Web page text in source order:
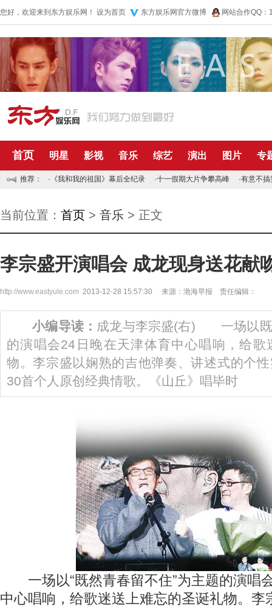
您好，欢迎来到东方娱乐网！ 设为首页 东方娱乐网官方微博 网站合作QQ
首页 明星 影视 音乐 综艺 演出 图片 专
推荐： · 《我和我的祖国》幕后全纪录 ·十一假期大片争攀高峰 ·有意不搞
当前位置： 首页 > 音乐 > 正文
李宗盛开演唱会 成龙现身送花献
http://www.eastyule.com 2013-12-28 15:57:30 来源：渤海早报 责任编辑：
小编导读： 成龙与李宗盛(右) 一场以既
的演唱会24日晚在天津体育中心唱响，给歌
物。李宗盛以娴熟的吉他弹奏、讲述式的个
30首个人原创经典情歌。《山丘》唱毕时
一场以“既然青春留不住”为主题的演唱
中心唱响，给歌迷送上难忘的圣诞礼物。李